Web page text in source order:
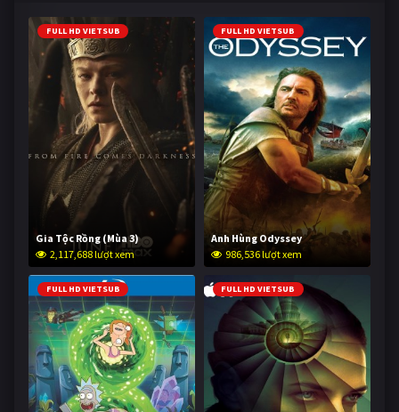
FULL HD VIETSUB
Gia Tộc Rồng (Mùa 3)
2,117,688 lượt xem
FULL HD VIETSUB
Anh Hùng Odyssey
986,536 lượt xem
FULL HD VIETSUB FULL HD VIETSUB